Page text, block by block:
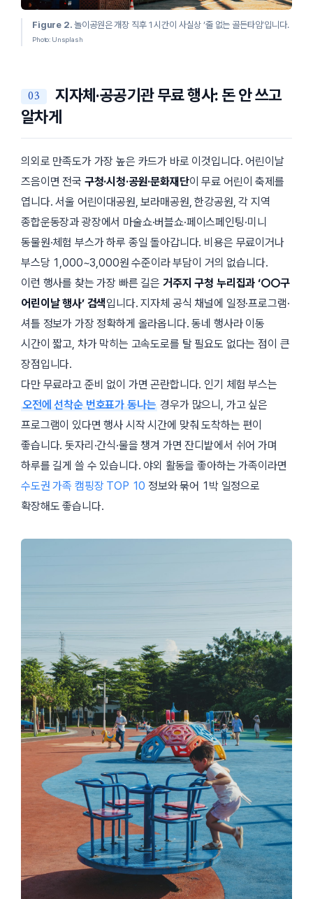
Figure 2. 놀이공원은 개장 직후 1시간이 사실상 ‘줄 없는 골든타임’입니다.
Photo: Unsplash
지자체·공공기관 무료 행사: 돈 안 쓰고
알차게
의외로 만족도가 가장 높은 카드가 바로 이것입니다. 어린이날
즈음이면 전국 구청·시청·공원·문화재단이 무료 어린이 축제를
엽니다. 서울 어린이대공원, 보라매공원, 한강공원, 각 지역
종합운동장과 광장에서 마술쇼·버블쇼·페이스페인팅·미니
동물원·체험 부스가 하루 종일 돌아갑니다. 비용은 무료이거나
부스당 1,000~3,000원 수준이라 부담이 거의 없습니다.
이런 행사를 찾는 가장 빠른 길은 거주지 구청 누리집과 ‘○○구
어린이날 행사’ 검색입니다. 지자체 공식 채널에 일정·프로그램·
셔틀 정보가 가장 정확하게 올라옵니다. 동네 행사라 이동
시간이 짧고, 차가 막히는 고속도로를 탈 필요도 없다는 점이 큰
장점입니다.
다만 무료라고 준비 없이 가면 곤란합니다. 인기 체험 부스는
오전에 선착순 번호표가 동나는 경우가 많으니, 가고 싶은
프로그램이 있다면 행사 시작 시간에 맞춰 도착하는 편이
좋습니다. 돗자리·간식·물을 챙겨 가면 잔디밭에서 쉬어 가며
하루를 길게 쓸 수 있습니다. 야외 활동을 좋아하는 가족이라면
수도권 가족 캠핑장 TOP 10 정보와 묶어 1박 일정으로
확장해도 좋습니다.